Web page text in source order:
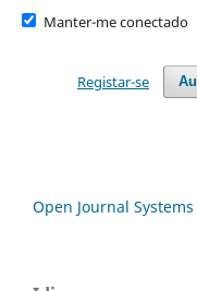
Manter-me conectado
Registar-se
Open Journal Systems